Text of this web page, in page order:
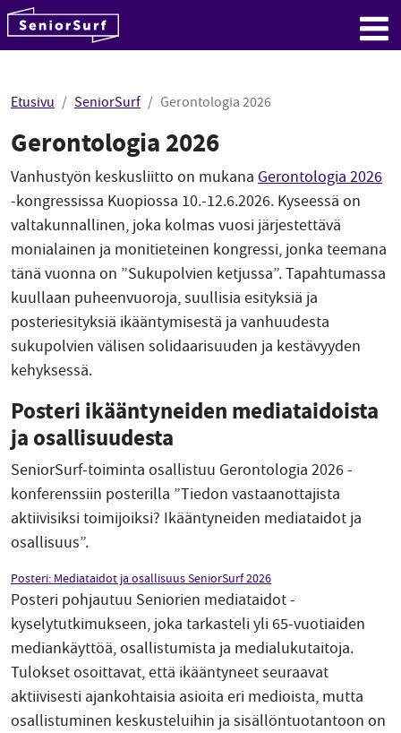
Hyppää sisältöön
Etusivu SeniorSurf Gerontologia 2026
Gerontologia 2026
Vanhustyön keskusliitto on mukana Gerontologia 2026
-kongressissa Kuopiossa 10.-12.6.2026. Kyseessä on
valtakunnallinen, joka kolmas vuosi järjestettävä
monialainen ja monitieteinen kongressi, jonka teemana
tänä vuonna on ”Sukupolvien ketjussa”. Tapahtumassa
kuullaan puheenvuoroja, suullisia esityksiä ja
posteriesityksiä ikääntymisestä ja vanhuudesta
sukupolvien välisen solidaarisuuden ja kestävyyden
kehyksessä.
Posteri ikääntyneiden mediataidoista
ja osallisuudesta
SeniorSurf-toiminta osallistuu Gerontologia 2026 -
konferenssiin posterilla ”Tiedon vastaanottajista
aktiivisiksi toimijoiksi? Ikääntyneiden mediataidot ja
osallisuus”.
Posteri: Mediataidot ja osallisuus SeniorSurf 2026
Posteri pohjautuu Seniorien mediataidot -
kyselytutkimukseen, joka tarkasteli yli 65-vuotiaiden
mediankäyttöä, osallistumista ja medialukutaitoja.
Tulokset osoittavat, että ikääntyneet seuraavat
aktiivisesti ajankohtaisia asioita eri medioista, mutta
osallistuminen keskusteluihin ja sisällöntuotantoon on